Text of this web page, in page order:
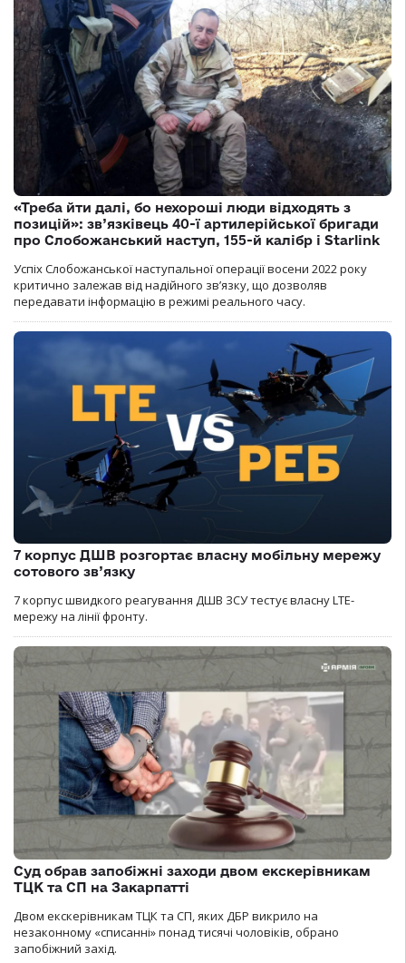
«Треба йти далі, бо нехороші люди відходять з
позицій»: зв’язківець 40-ї артилерійської бригади
про Слобожанський наступ, 155-й калібр і Starlink
Успіх Слобожанської наступальної операції восени 2022 року
критично залежав від надійного зв’язку, що дозволяв
передавати інформацію в режимі реального часу.
7 корпус ДШВ розгортає власну мобільну мережу
сотового зв’язку
7 корпус швидкого реагування ДШВ ЗСУ тестує власну LTE-
мережу на лінії фронту.
Суд обрав запобіжні заходи двом екскерівникам
ТЦК та СП на Закарпатті
Двом екскерівникам ТЦК та СП, яких ДБР викрило на
незаконному «списанні» понад тисячі чоловіків, обрано
запобіжний захід.